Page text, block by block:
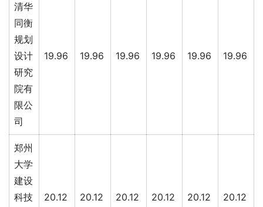
清华
同衡
规划
设计
研究
院有
限公
司
19.96 19.96 19.96 19.96 19.96 19.96
郑州
大学
建设
科技
20.12 20.12 20.12 20.12 20.12 20.12